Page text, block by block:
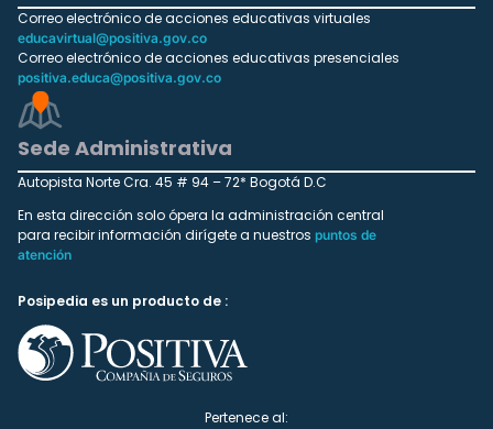
Correo electrónico de acciones educativas virtuales
educavirtual@positiva.gov.co
Correo electrónico de acciones educativas presenciales
positiva.educa@positiva.gov.co
Sede Administrativa
Autopista Norte Cra. 45 # 94 – 72* Bogotá D.C
En esta dirección solo ópera la administración central
para recibir información dirígete a nuestros puntos de
atención
Posipedia es un producto de :
Pertenece al: